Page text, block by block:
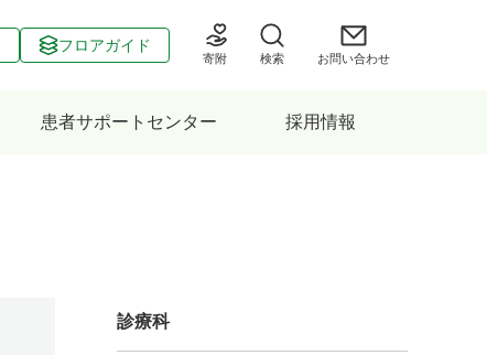
患者サポートセンター 採用情報
寄附 お問い合わせ
フロアガイド
検索
診療科